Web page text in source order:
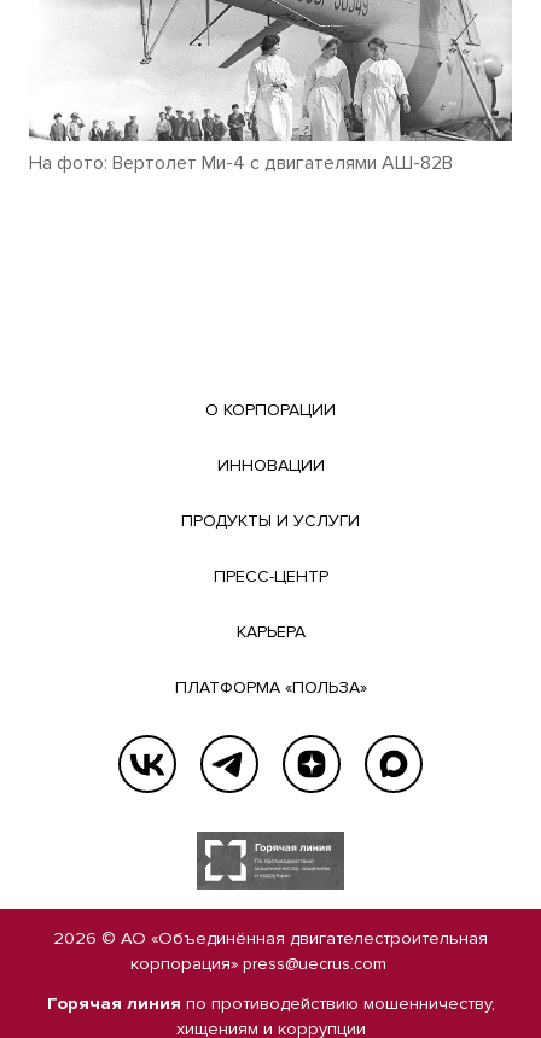
На фото: Вертолет Ми-4 с двигателями АШ-82В
О КОРПОРАЦИИ
ИННОВАЦИИ
ПРОДУКТЫ И УСЛУГИ
ПРЕСС-ЦЕНТР
КАРЬЕРА
ПЛАТФОРМА «ПОЛЬЗА»
2026 © АО «Объединённая двигателестроительная
корпорация» press@uecrus.com
Горячая линия по противодействию мошенничеству,
хищениям и коррупции